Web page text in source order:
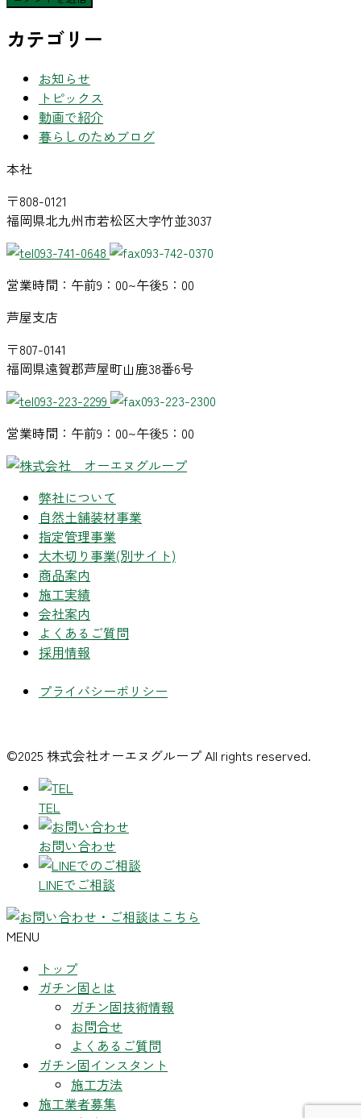
カテゴリー
お知らせ
トピックス
動画で紹介
暮らしのためブログ
本社
〒808-0121
福岡県北九州市若松区大字竹並3037
093-741-0648
093-742-0370
営業時間：午前9：00~午後5：00
芦屋支店
〒807-0141
福岡県遠賀郡芦屋町山鹿38番6号
093-223-2299
093-223-2300
営業時間：午前9：00~午後5：00
弊社について
自然土舗装材事業
指定管理事業
大木切り事業(別サイト)
商品案内
施工実績
会社案内
よくあるご質問
採用情報
プライバシーポリシー
©2025 株式会社オーエヌグループ All rights reserved.
TEL
お問い合わせ
LINEでご相談
MENU
トップ
ガチン固とは
ガチン固技術情報
お問合せ
よくあるご質問
ガチン固インスタント
施工方法
施工業者募集